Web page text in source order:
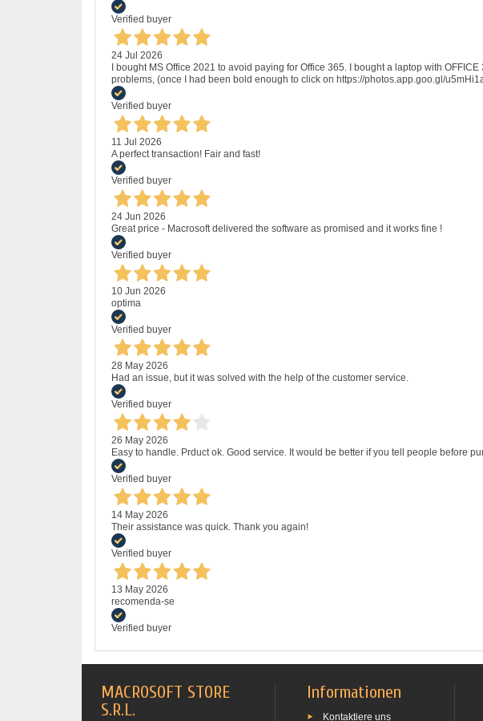
Verified buyer
24 Jul 2026
I bought MS Office 2021 to avoid paying for Office 365. I bought a laptop with
problems, (once I had been bold enough to click on https://photos.app.goo.gl/
Verified buyer
11 Jul 2026
A perfect transaction! Fair and fast!
Verified buyer
24 Jun 2026
Great price - Macrosoft delivered the software as promised and it works fine !
Verified buyer
10 Jun 2026
optima
Verified buyer
28 May 2026
Had an issue, but it was solved with the help of the customer service.
Verified buyer
26 May 2026
Easy to handle. Prduct ok. Good service. It would be better if you tell people before
Verified buyer
14 May 2026
Their assistance was quick. Thank you again!
Verified buyer
13 May 2026
recomenda-se
Verified buyer
MACROSOFT STORE
S.R.L.
Informationen
Kontaktiere uns